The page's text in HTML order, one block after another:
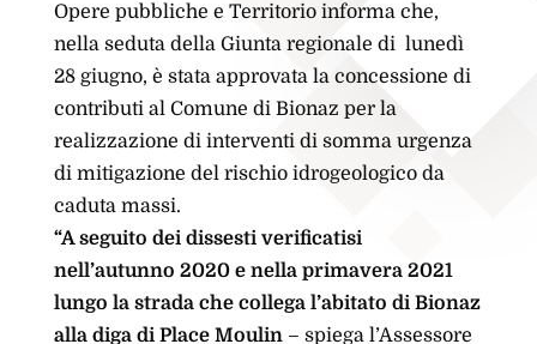
Opere pubbliche e Territorio informa che,
nella seduta della Giunta regionale di lunedì
28 giugno, è stata approvata la concessione di
contributi al Comune di Bionaz per la
realizzazione di interventi di somma urgenza
di mitigazione del rischio idrogeologico da
caduta massi.
“A seguito dei dissesti verificatisi
nell’autunno 2020 e nella primavera 2021
lungo la strada che collega l’abitato di Bionaz
alla diga di Place Moulin– spiega l’Assessore